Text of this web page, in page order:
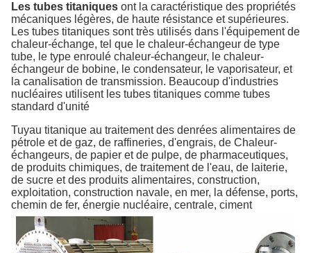
Les tubes titaniques ont la caractéristique des propriétés
mécaniques légères, de haute résistance et supérieures.
Les tubes titaniques sont très utilisés dans l'équipement de
chaleur-échange, tel que le chaleur-échangeur de type
tube, le type enroulé chaleur-échangeur, le chaleur-
échangeur de bobine, le condensateur, le vaporisateur, et
la canalisation de transmission. Beaucoup d'industries
nucléaires utilisent les tubes titaniques comme tubes
standard d'unité
Tuyau titanique au traitement des denrées alimentaires de
pétrole et de gaz, de raffineries, d'engrais, de Chaleur-
échangeurs, de papier et de pulpe, de pharmaceutiques,
de produits chimiques, de traitement de l'eau, de laiterie,
de sucre et des produits alimentaires, construction,
exploitation, construction navale, en mer, la défense, ports,
chemin de fer, énergie nucléaire, centrale, ciment